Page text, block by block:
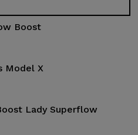
Boost
Model X
Lady Superflow